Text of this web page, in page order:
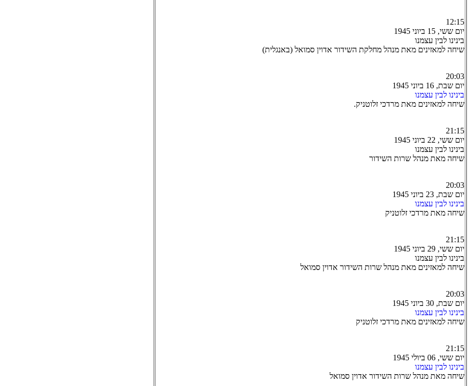
12:15
יום ששי, 15 ביוני 1945
בינינו לבין עצמנו
שיחה למאזינים מאת מנהל מחלקת השידור אדוין סמואל (באנגלית)
20:03
יום שבת, 16 ביוני 1945
בינינו לבין עצמנו
שיחה למאזינים מאת מרדכי זלוטניק.
21:15
יום ששי, 22 ביוני 1945
בינינו לבין עצמנו
שיחה מאת מנהל שרות השידור
20:03
יום שבת, 23 ביוני 1945
בינינו לבין עצמנו
שיחה מאת מרדכי זלוטניק
21:15
יום ששי, 29 ביוני 1945
בינינו לבין עצמנו
שיחה למאזינים מאת מנהל שרות השידור אדוין סמואל
20:03
יום שבת, 30 ביוני 1945
בינינו לבין עצמנו
שיחה למאזינים מאת מרדכי זלוטניק
21:15
יום ששי, 06 ביולי 1945
בינינו לבין עצמנו
שיחה מאת מנהל שרות השידור אדוין סמואל